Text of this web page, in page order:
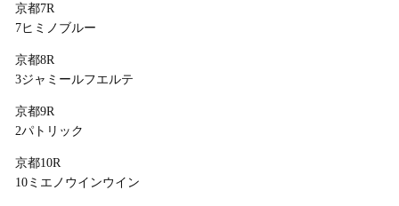
京都7R
7ヒミノブルー
京都8R
3ジャミールフエルテ
京都9R
2パトリック
京都10R
10ミエノウインウイン